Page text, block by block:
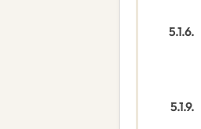
5.1.6.
5.1.9.